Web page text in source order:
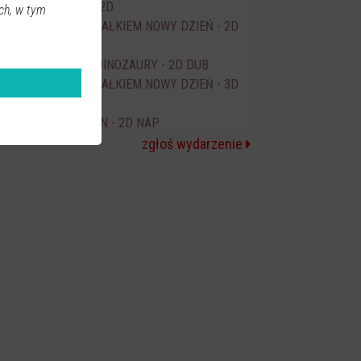
ODZYSKANY - 2D
SPIDER-MAN CAŁKIEM NOWY DZIEŃ - 2D
PSI PATROL I DINOZAURY - 2D DUB
SPIDER-MAN CAŁKIEM NOWY DZIEŃ - 3D
ICE CREAM MAN - 2D NAP
zgłoś wydarzenie
w tym